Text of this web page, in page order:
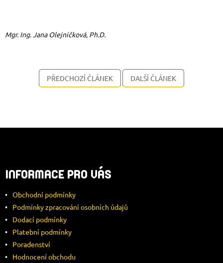
Mgr. Ing. Jana Olejníčková, Ph.D.
PŘEDCHOZÍ ČLÁNEK DALŠÍ ČLÁNEK
P
A
T
INFORMACE PRO VÁS
Obchodní podmínky
Podmínky zpracování osobních údajů
Dodací podmínky
Platební podmínky
Poradenství
Hodnocení obchodu